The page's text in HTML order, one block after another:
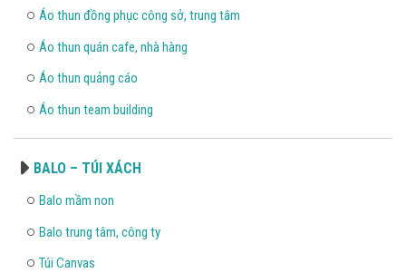
Áo thun đồng phục công sở, trung tâm
Áo thun quán cafe, nhà hàng
Áo thun quảng cáo
Áo thun team building
BALO – TÚI XÁCH
Balo mầm non
Balo trung tâm, công ty
Túi Canvas